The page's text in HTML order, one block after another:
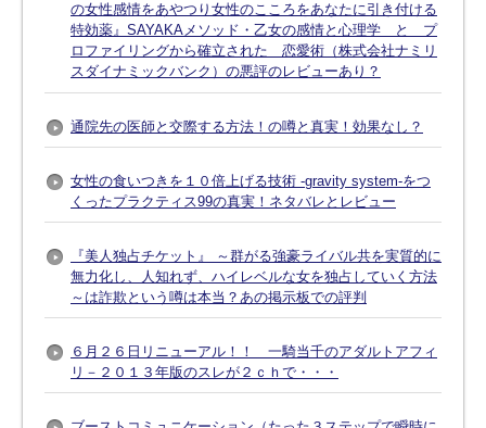
の女性感情をあやつり女性のこころをあなたに引き付ける
特効薬』SAYAKAメソッド・乙女の感情と心理学 と プ
ロファイリングから確立された 恋愛術（株式会社ナミリ
スダイナミックバンク）の悪評のレビューあり？
通院先の医師と交際する方法！の噂と真実！効果なし？
女性の食いつきを１０倍上げる技術 -gravity system-をつ
くったプラクティス99の真実！ネタバレとレビュー
『美人独占チケット』 ～群がる強豪ライバル共を実質的に
無力化し、人知れず、ハイレベルな女を独占していく方法
～は詐欺という噂は本当？あの掲示板での評判
６月２６日リニューアル！！ 一騎当千のアダルトアフィ
リ－２０１３年版のスレが２ｃｈで・・・